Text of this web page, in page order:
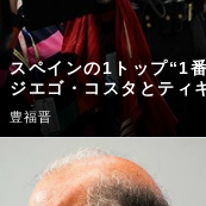
スペインの1トップ“1
ジエゴ・コスタとティ
豊福晋